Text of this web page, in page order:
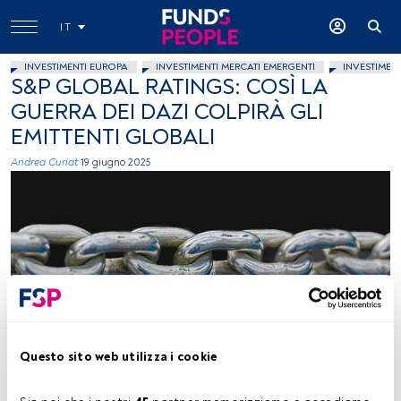
Questo sito web utilizza i cookie
IT
INVESTIMENTI EUROPA INVESTIMENTI MERCATI EMERGENTI
S&P GLOBAL RATINGS: COSÌ LA
GUERRA DEI DAZI COLPIRÀ GLI
EMITTENTI GLOBALI
Andrea Curiat 19 giugno 2025
Tempo di lettura: